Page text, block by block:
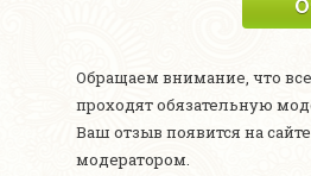
Обращаем внимание, что
проходят обязательную
Ваш отзыв появится на
модератором.